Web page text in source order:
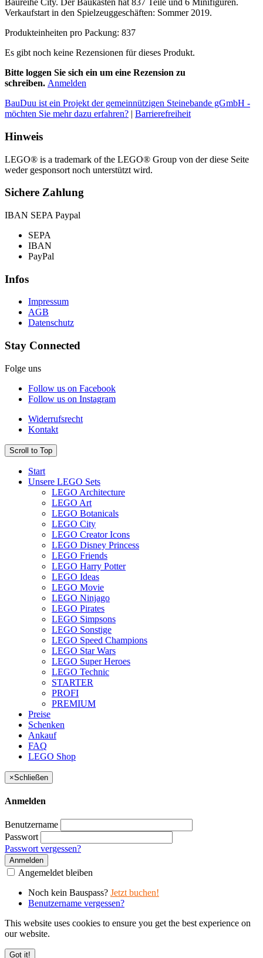
Baureihe City. Der Baukasten hat 837 Teile und 6 Minifiguren.
Verkaufstart in den Spielzeuggeschäften: Sommer 2019.
Produkteinheiten pro Packung: 837
Es gibt noch keine Rezensionen für dieses Produkt.
Bitte loggen Sie sich ein um eine Rezension zu
schreiben. Anmelden
BauDuu ist ein Projekt der gemeinnützigen Steinebande gGmbH -
möchten Sie mehr dazu erfahren? | Barrierefreiheit
Hinweis
LEGO® is a trademark of the LEGO® Group von der diese Seite
weder gesponsort noch unterstützt wird.
Sichere Zahlung
IBAN SEPA Paypal
SEPA
IBAN
PayPal
Infos
Impressum
AGB
Datenschutz
Stay Connected
Folge uns
Follow us on Facebook
Follow us on Instagram
Widerrufsrecht
Kontakt
Scroll to Top
Start
Unsere LEGO Sets
LEGO Architecture
LEGO Art
LEGO Botanicals
LEGO City
LEGO Creator Icons
LEGO Disney Princess
LEGO Friends
LEGO Harry Potter
LEGO Ideas
LEGO Movie
LEGO Ninjago
LEGO Pirates
LEGO Simpsons
LEGO Sonstige
LEGO Speed Champions
LEGO Star Wars
LEGO Super Heroes
LEGO Technic
STARTER
PROFI
PREMIUM
Preise
Schenken
Ankauf
FAQ
LEGO Shop
×Schließen
Anmelden
Benutzername
Passwort
Passwort vergessen?
Anmelden
Angemeldet bleiben
Noch kein Bauspass? Jetzt buchen!
Benutzername vergessen?
This website uses cookies to ensure you get the best experience on
our website.
Got it!